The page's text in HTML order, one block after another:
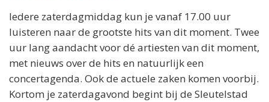
Iedere zaterdagmiddag kun je vanaf 17.00 uur
luisteren naar de grootste hits van dit moment. Twee
uur lang aandacht voor dé artiesten van dit moment,
met nieuws over de hits en natuurlijk een
concertagenda. Ook de actuele zaken komen voorbij.
Kortom je zaterdagavond begint bij de Sleutelstad